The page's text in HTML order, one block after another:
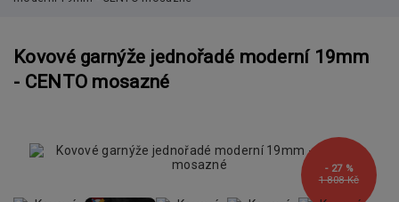
Kovové garnýže jednořadé moderní 19mm
- CENTO mosazné
1 808 Kč
- 27 %